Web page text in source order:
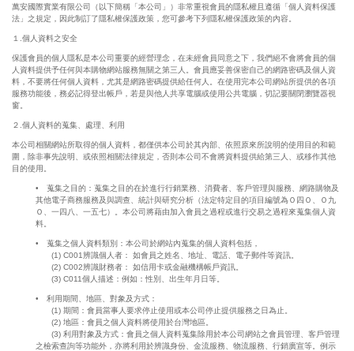
萬安國際實業有限公司（以下簡稱「本公司」）非常重視會員的隱私權且遵循「個人資料保護
法」之規定，因此制訂了隱私權保護政策，您可參考下列隱私權保護政策的內容。
１.個人資料之安全
保護會員的個人隱私是本公司重要的經營理念，在未經會員同意之下，我們絕不會將會員的個
人資料提供予任何與本購物網站服務無關之第三人。會員應妥善保密自己的網路密碼及個人資
料，不要將任何個人資料，尤其是網路密碼提供給任何人。在使用完本公司網站所提供的各項
服務功能後，務必記得登出帳戶，若是與他人共享電腦或使用公共電腦，切記要關閉瀏覽器視
窗。
２.個人資料的蒐集、處理、利用
本公司相關網站所取得的個人資料，都僅供本公司於其內部、依照原來所說明的使用目的和範
圍，除非事先說明、或依照相關法律規定，否則本公司不會將資料提供給第三人、或移作其他
目的使用。
• 蒐集之目的：蒐集之目的在於進行行銷業務、消費者、客戶管理與服務、網路購物及
其他電子商務服務及與調查、統計與研究分析（法定特定目的項目編號為Ｏ四Ｏ、Ｏ九
Ｏ、一四八、一五七）。本公司將藉由加入會員之過程或進行交易之過程來蒐集個人資
料。
• 蒐集之個人資料類別：本公司於網站內蒐集的個人資料包括，
(1) C001辨識個人者： 如會員之姓名、地址、電話、電子郵件等資訊。
(2) C002辨識財務者： 如信用卡或金融機構帳戶資訊。
(3) C011個人描述：例如：性別、出生年月日等。
• 利用期間、地區、對象及方式：
(1) 期間：會員當事人要求停止使用或本公司停止提供服務之日為止。
(2) 地區：會員之個人資料將使用於台灣地區。
(3) 利用對象及方式：會員之個人資料蒐集除用於本公司網站之會員管理、客戶管理
之檢索查詢等功能外，亦將利用於辨識身份、金流服務、物流服務、行銷廣宣等。例示